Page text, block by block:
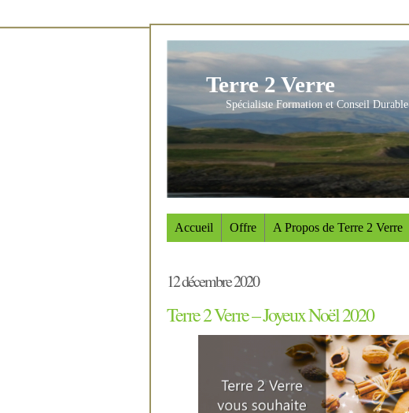
Terre 2 Verre
Spécialiste Formation et Conseil Durable
Accueil Offre A Propos de Terre 2 Verre
12 décembre 2020
Terre 2 Verre – Joyeux Noël 2020